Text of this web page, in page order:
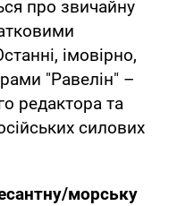
про звичайну
імовірно,
"Равелін" –
редактора та
силових
морську